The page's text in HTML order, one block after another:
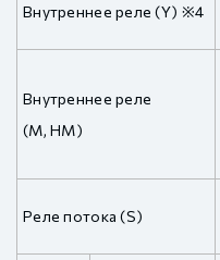
Внутреннее реле (Y) ※4
Внутреннее реле
(M, HM)
Реле потока (S)